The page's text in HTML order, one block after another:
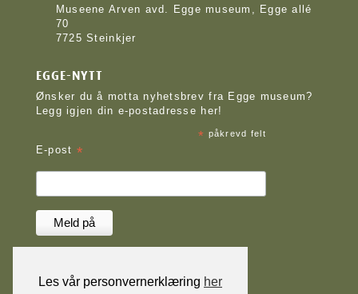
Les vår personvernerklæring her
Museene Arven avd. Egge museum, Egge allé
70
7725 Steinkjer
EGGE-NYTT
Ønsker du å motta nyhetsbrev fra Egge museum?
Legg igjen din e-postadresse her!
* påkrevd felt
E-post *